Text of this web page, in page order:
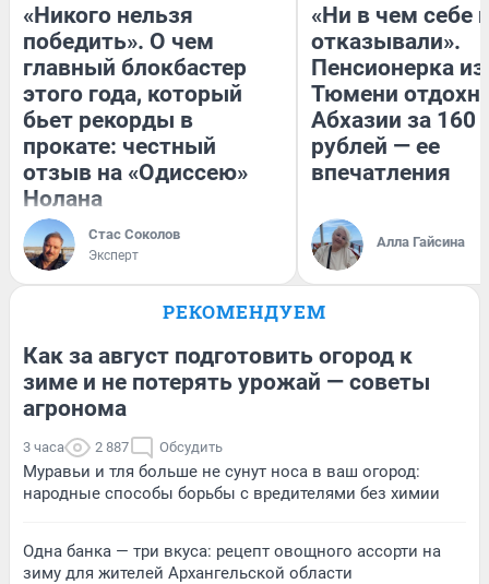
«Никого нельзя
победить». О чем
главный блокбастер
этого года, который
бьет рекорды в
прокате: честный
отзыв на «Одиссею»
Нолана
Стас Соколов
Эксперт
«Ни в чем себе
отказывали».
Пенсионерка из
Тюмени
Абхазии за 160
рублей — ее
впечатления
Алла Гайсина
РЕКОМЕНДУЕМ
Как за август подготовить огород к
зиме и не потерять урожай — советы
агронома
3 часа 2 887 Обсудить
Муравьи и тля больше не сунут носа в ваш огород:
народные способы борьбы с вредителями без химии
Одна банка — три вкуса: рецепт овощного ассорти на
зиму для жителей Архангельской области